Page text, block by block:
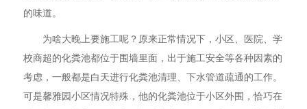
的味道。
为啥大晚上要施工呢？原来正常情况下，小区、医院、学
校商超的化粪池都位于围墙里面，出于施工安全等各种因素的
考虑，一般都是白天进行化粪池清理、下水管道疏通的工作。
可是馨雅园小区情况特殊，他的化粪池位于小区外围，恰巧在